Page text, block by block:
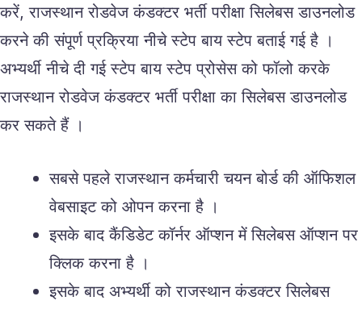
करें, राजस्थान रोडवेज कंडक्टर भर्ती परीक्षा सिलेबस डाउनलोड
करने की संपूर्ण प्रक्रिया नीचे स्टेप बाय स्टेप बताई गई है ।
अभ्यर्थी नीचे दी गई स्टेप बाय स्टेप प्रोसेस को फॉलो करके
राजस्थान रोडवेज कंडक्टर भर्ती परीक्षा का सिलेबस डाउनलोड
कर सकते हैं ।
सबसे पहले राजस्थान कर्मचारी चयन बोर्ड की ऑफिशल
वेबसाइट को ओपन करना है ।
इसके बाद कैंडिडेट कॉर्नर ऑप्शन में सिलेबस ऑप्शन पर
क्लिक करना है ।
इसके बाद अभ्यर्थी को राजस्थान कंडक्टर सिलेबस